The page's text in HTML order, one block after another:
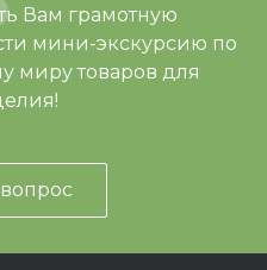
Вам грамотную
мини-экскурсию по
миру товаров для